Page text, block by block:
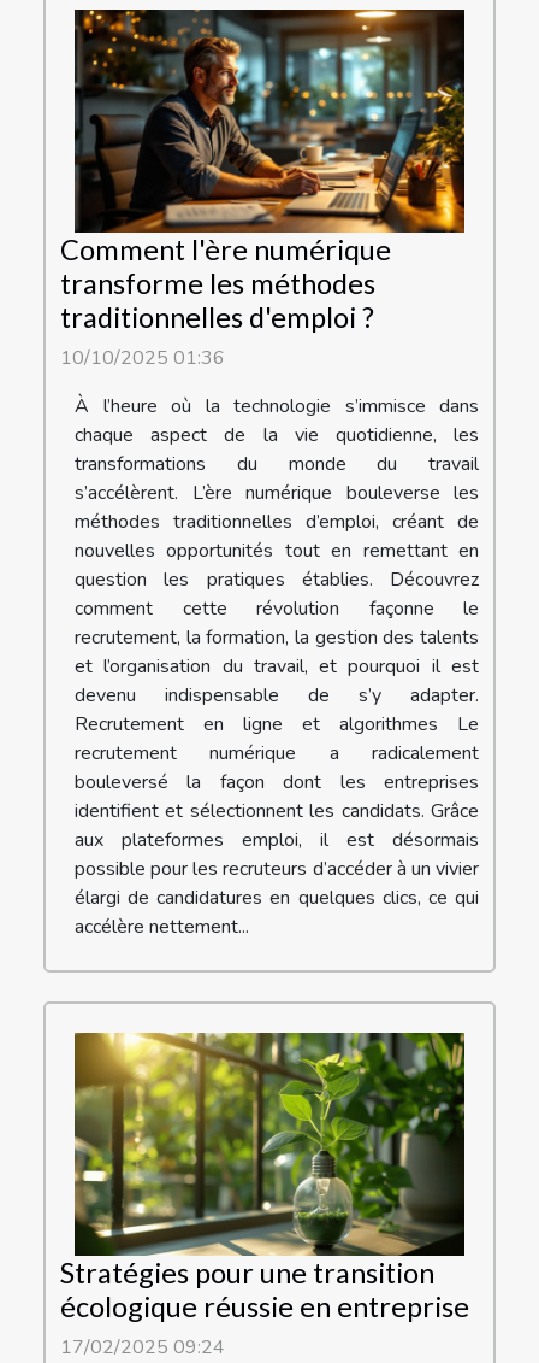
Comment l'ère numérique
transforme les méthodes
traditionnelles d'emploi ?
10/10/2025 01:36
À l’heure où la technologie s’immisce dans
chaque aspect de la vie quotidienne, les
transformations du monde du travail
s’accélèrent. L’ère numérique bouleverse les
méthodes traditionnelles d’emploi, créant de
nouvelles opportunités tout en remettant en
question les pratiques établies. Découvrez
comment cette révolution façonne le
recrutement, la formation, la gestion des talents
et l’organisation du travail, et pourquoi il est
devenu indispensable de s’y adapter.
Recrutement en ligne et algorithmes Le
recrutement numérique a radicalement
bouleversé la façon dont les entreprises
identifient et sélectionnent les candidats. Grâce
aux plateformes emploi, il est désormais
possible pour les recruteurs d’accéder à un vivier
élargi de candidatures en quelques clics, ce qui
accélère nettement...
Stratégies pour une transition
écologique réussie en entreprise
17/02/2025 09:24